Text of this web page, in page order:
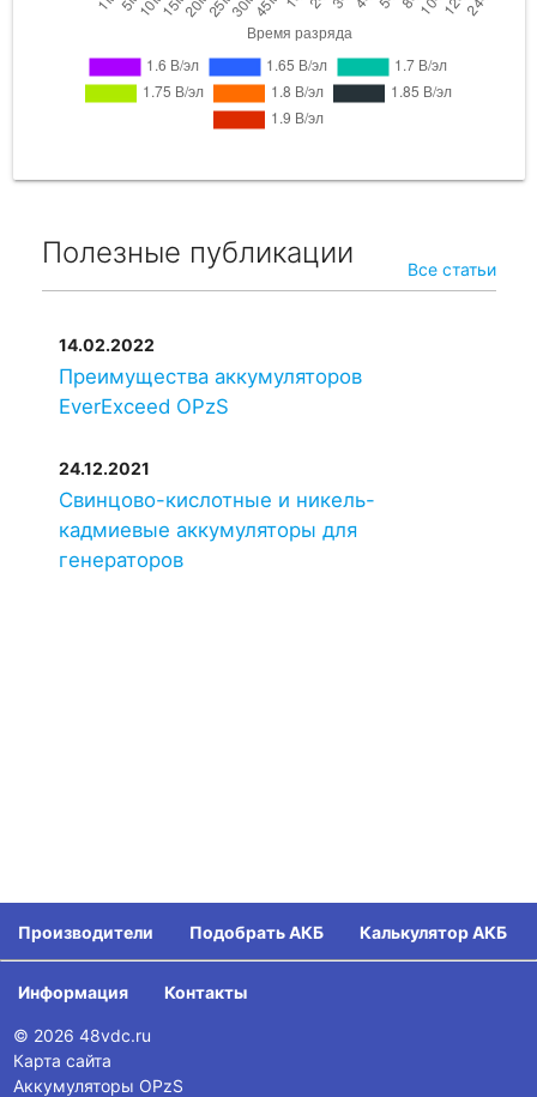
Полезные публикации Все статьи
14.02.2022
Преимущества аккумуляторов
EverExceed OPzS
24.12.2021
Свинцово-кислотные и никель-
кадмиевые аккумуляторы для
генераторов
Производители Подобрать АКБ Калькулятор АКБ
Информация Контакты
© 2026 48vdc.ru
Карта сайта
Аккумуляторы OPzS